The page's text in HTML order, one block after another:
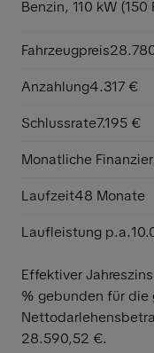
Benzin, 110 kW (150
Fahrzeugpreis
Anzahlung4.317 €
Schlussrate7.195 €
Monatliche
Laufzeit48 Monate
Laufleistung p.a.
Effektiver
% gebunden für die
28.590,52 €.